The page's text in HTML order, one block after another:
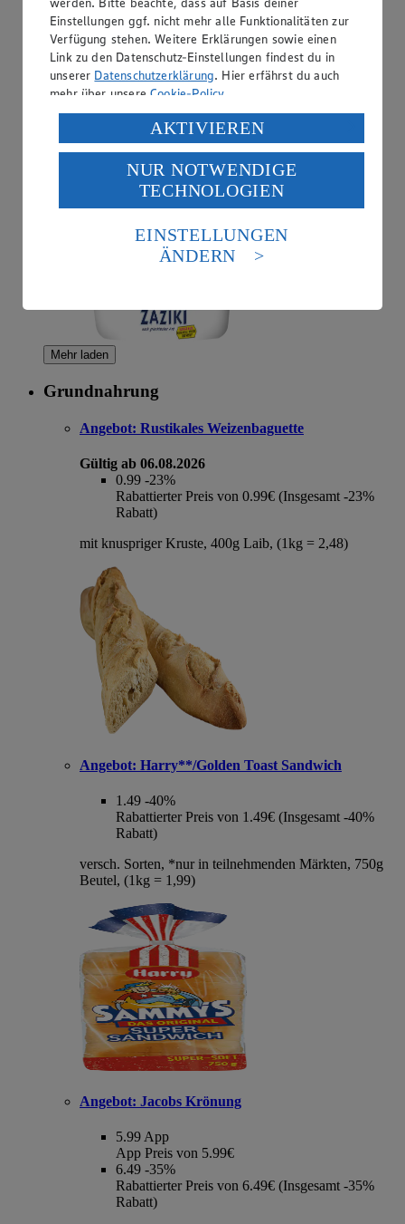
Angebot: GUT&GÜNSTIG Zaziki
Festpreis von 0.99€
nach griechischer Art, 250g Becher, (1kg = 3,96)
Mehr laden
Grundnahrung
Angebot: Rustikales Weizenbaguette
Gültig ab 06.08.2026
0.99 -23%
Rabattierter Preis von 0.99€ (Insgesamt -23%
Rabatt)
mit knuspriger Kruste, 400g Laib, (1kg = 2,48)
Angebot: Harry**/Golden Toast Sandwich
1.49 -40%
Rabattierter Preis von 1.49€ (Insgesamt -40%
Rabatt)
versch. Sorten, *nur in teilnehmenden Märkten, 750g
Beutel, (1kg = 1,99)
Angebot: Jacobs Krönung
5.99App
App Preis von 5.99€
6.49 -35%
Rabattierter Preis von 6.49€ (Insgesamt -35%
Rabatt)
Einstellungen ggf. nicht mehr alle Funktionalitäten zur
Verfügung stehen. Weitere Erklärungen sowie einen
Link zu den Datenschutz-Einstellungen findest du in
unserer Datenschutzerklärung. Hier erfährst du auch
mehr über unsereCookie-Policy.
Verarbeitung deiner personenbezogenen Daten in den
USA durch Facebook und YouTube:
Wenn du auf „Aktivieren“ klickst, willigst du im Sinne
des Art. 49 Abs. 1 Satz 1 lit. a) DSGVO ein, dass deine
Daten in den USA verarbeitet werden. Der EuGH sieht
die USA als Land mit einem nach europäischen
Standards nicht angemessenen Datenschutzniveau an.
Es besteht das Risiko eines Zugriffs durch US-
Informationen zum Herausgeber der Seite findest du
AKTIVIEREN
NUR NOTWENDIGE
TECHNOLOGIEN
EINSTELLUNGEN
ÄNDERN